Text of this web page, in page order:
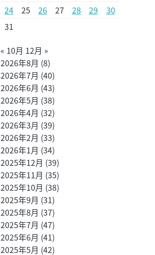
24
25 26 27 28 29
30
31
« 10月 12月 »
2026年8月 (8)
2026年7月 (40)
2026年6月 (43)
2026年5月 (38)
2026年4月 (32)
2026年3月 (39)
2026年2月 (33)
2026年1月 (34)
2025年12月 (39)
2025年11月 (35)
2025年10月 (38)
2025年9月 (31)
2025年8月 (37)
2025年7月 (47)
2025年6月 (41)
2025年5月 (42)